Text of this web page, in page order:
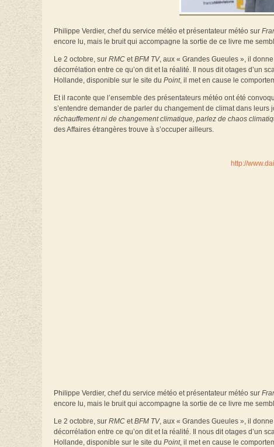
Philippe Verdier, chef du service météo et présentateur météo sur
encore lu, mais le bruit qui accompagne la sortie de ce livre me
Le 2 octobre, sur RMC etBFM TV, aux « Grandes Gueules », il
décorrélation entre ce qu’on dit et la réalité. Il nous dit otages d’un
Hollande, disponible sur le site du Point, il met en cause le
Et il raconte que l’ensemble des présentateurs météo ont été
s’entendre demander de parler du changement de climat dans
réchauffement ni de changement climatique, parlez de chaos
des Affaires étrangères trouve à s’occuper ailleurs.
http://
Philippe Verdier, chef du service météo et présentateur météo sur
encore lu, mais le bruit qui accompagne la sortie de ce livre me
Le 2 octobre, sur RMC etBFM TV, aux « Grandes Gueules », il
décorrélation entre ce qu’on dit et la réalité. Il nous dit otages d’un
Hollande, disponible sur le site du Point, il met en cause le